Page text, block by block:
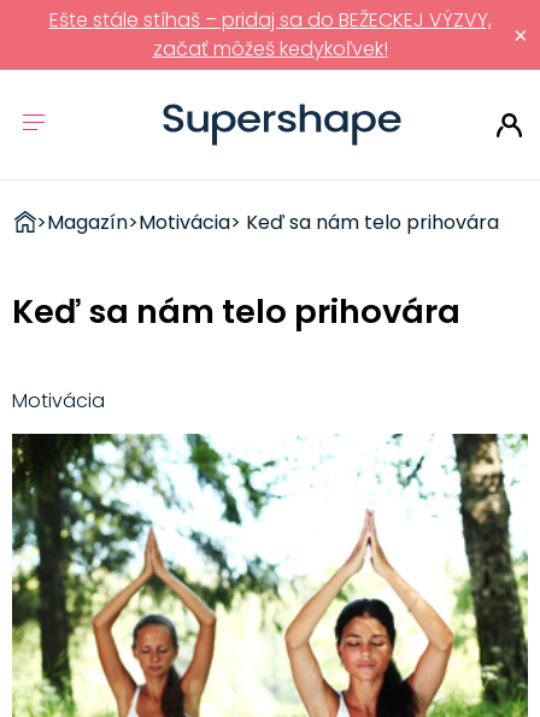
×
Ešte stále stíhaš – pridaj sa do BEŽECKEJ VÝZVY,
začať môžeš kedykoľvek!
ZDRAVÉ
>Magazín>Motivácia> Keď sa nám telo prihovára
Keď sa nám telo prihovára
Motivácia